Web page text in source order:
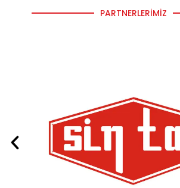
PARTNERLERIMIZ